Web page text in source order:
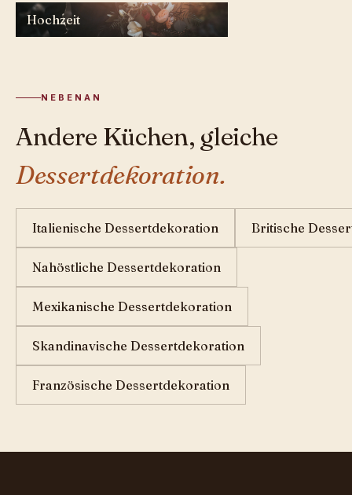
Hochzeit
NEBENAN
Andere Küchen, gleiche
Dessertdekoration.
Italienische Dessertdekoration Britische
Nahöstliche Dessertdekoration
Mexikanische Dessertdekoration
Skandinavische Dessertdekoration
Französische Dessertdekoration